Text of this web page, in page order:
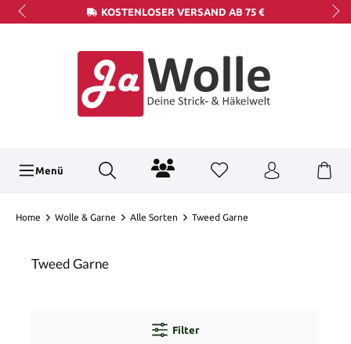
KOSTENLOSER VERSAND AB 75 €
Menü
Home Wolle & Garne Alle Sorten Tweed Garne
Tweed Garne
Filter